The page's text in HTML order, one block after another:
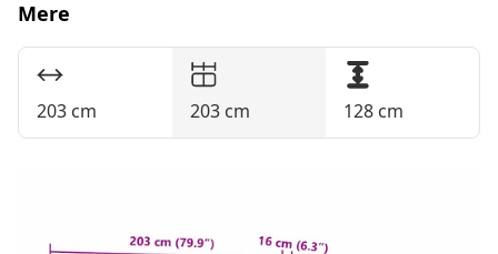
Mere
203 cm 203 cm 128 cm